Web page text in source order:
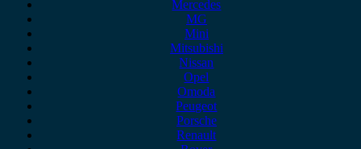
Mercedes
MG
Mini
Mitsubishi
Nissan
Opel
Omoda
Peugeot
Porsche
Renault